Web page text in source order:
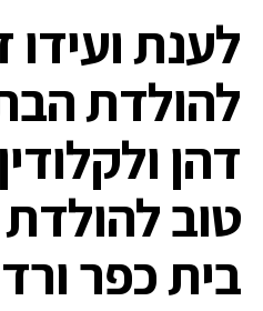
לענת
להולדת
דהן
טוב
בית כפר